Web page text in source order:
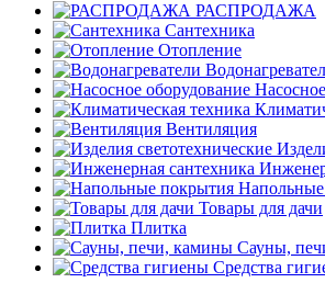
РАСПРОДАЖА
Сантехника
Отопление
Вентиляция
Товары для дачи
Плитка
Сауны,
Средства